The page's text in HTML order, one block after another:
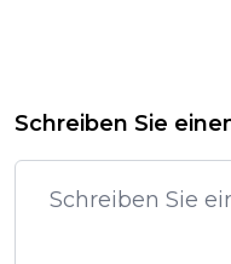
Schreiben Sie